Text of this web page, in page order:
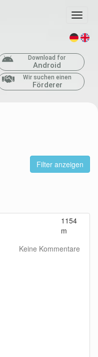
Download for
Android
Wir suchen einen
Förderer
Filter anzeigen
1154
m
Keine Kommentare